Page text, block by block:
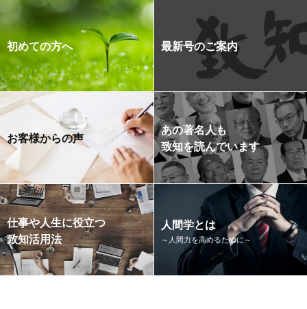
初めての方へ 最新号のご案内
お客様からの声
あの著名人も
致知を読んでいます
仕事や人生に役立つ
致知活用法
人間学とは
～人間力を高めるために～